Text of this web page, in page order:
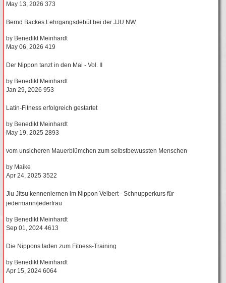
May 13, 2026 373
Bernd Backes Lehrgangsdebüt bei der JJU NW
by Benedikt Meinhardt
May 06, 2026 419
Der Nippon tanzt in den Mai - Vol. II
by Benedikt Meinhardt
Jan 29, 2026 953
Latin-Fitness erfolgreich gestartet
by Benedikt Meinhardt
May 19, 2025 2893
vom unsicheren Mauerblümchen zum selbstbewussten Menschen
by Maike
Apr 24, 2025 3522
Jiu Jitsu kennenlernen im Nippon Velbert - Schnupperkurs für
jedermann/jederfrau
by Benedikt Meinhardt
Sep 01, 2024 4613
Die Nippons laden zum Fitness-Training
by Benedikt Meinhardt
Apr 15, 2024 6064